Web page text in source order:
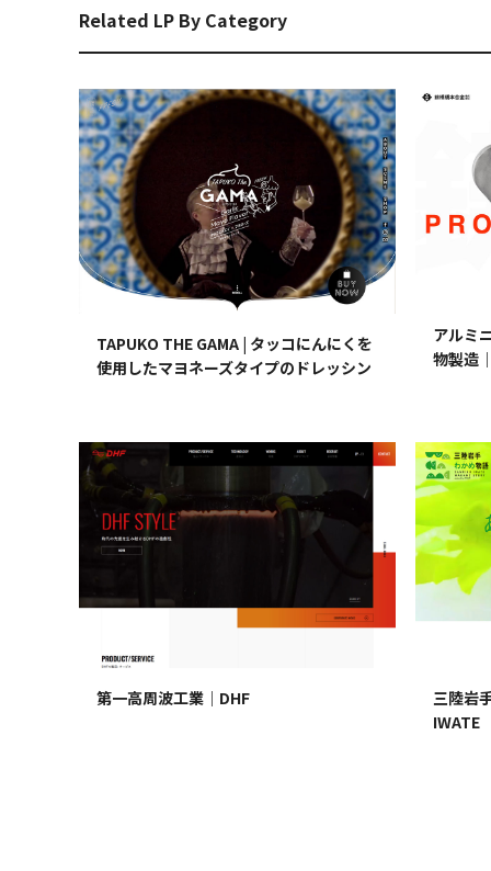
Related LP By Category
TAPUKO THE GAMA | タッコにんにくを
使用したマヨネーズタイプのドレッシン
アルミ
物製造
第一高周波工業｜DHF
三陸岩
IWATE